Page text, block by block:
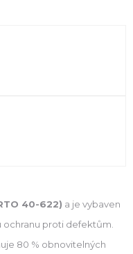
40-622) a je vybaven
ochranu proti defektům.
80 % obnovitelných